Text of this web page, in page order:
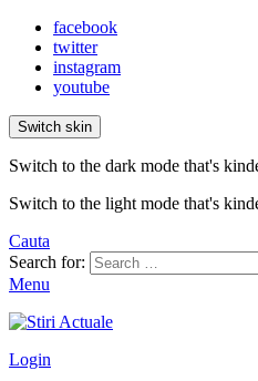
facebook
twitter
instagram
youtube
Switch skin
Switch to the dark mode that's
Switch to the light mode that's
Cauta
Search for:
Menu
Login